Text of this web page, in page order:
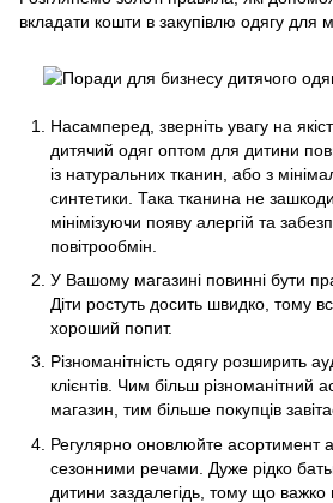
вкладати кошти в закупівлю одягу для
Насамперед, зверніть увагу на
дитячий одяг оптом для дитини
із натуральних тканин, або з
синтетики. Така тканина не
мінімізуючи появу алергій та
повітрообмін.
У Вашому магазині повинні бути
Діти ростуть досить швидко, тому
хороший попит.
Різноманітність одягу розширить
клієнтів. Чим більш різноманітний
магазин, тим більше покупців
Регулярно оновлюйте асортимент
сезонними речами. Дуже рідко
дитини заздалегідь, тому що важко